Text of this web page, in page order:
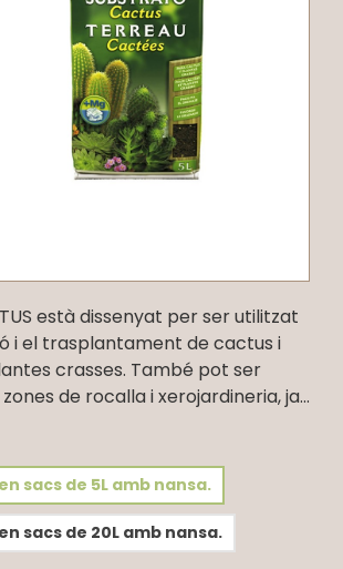
està dissenyat per ser utilitzat
i el trasplantament de cactus i
crasses. També pot ser
de rocalla i xerojardineria, ja...
sacs de 5L amb nansa.
sacs de 20L amb nansa.